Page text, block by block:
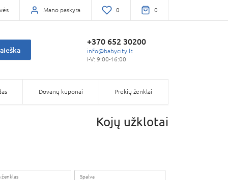
Mano paskyra 0 0
+370 652 30200
info@babycity.lt
I-V: 9:00-16:00
Dovanų kuponai Prekių ženklai
Kojų užklotai
ženklas Spalva